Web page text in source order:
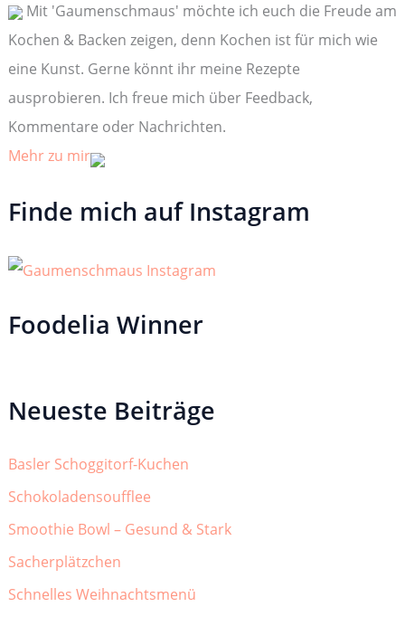
a
c
h
:
Mit 'Gaumenschmaus' möchte ich euch die Freude am
Kochen & Backen zeigen, denn Kochen ist für mich wie
eine Kunst. Gerne könnt ihr meine Rezepte
ausprobieren. Ich freue mich über Feedback,
Kommentare oder Nachrichten.
Mehr zu mir
Finde mich auf Instagram
Foodelia Winner
Neueste Beiträge
Basler Schoggitorf-Kuchen
Schokoladensoufflee
Smoothie Bowl – Gesund & Stark
Sacherplätzchen
Schnelles Weihnachtsmenü